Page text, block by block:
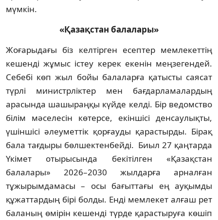
мүмкін.
«Қазақстан балалары»
Жоғарыдағы біз келтірген есептер мем­лекеттің
кешенді жұмыс істеу керек еке­нін меңзегендей.
Себебі көп жыл бойы балаларға қатысты саясат
түрлі министр­ліктер мен бағдарламалардың
арасында шашыраңқы күйде келді. Бір ведомство
білім мәселесін көтерсе, екіншісі денсау­лықты,
үшіншісі әлеуметтік қорғауды қарас­тырды. Бірақ
бала тағдыры бөлшек­тенбейді. Биыл 27 қаңтарда
Үкімет оты­ры­сында бекітілген «Қазақстан
балалары» 2026–2030 жылдарға арналған
тұжырым­дамасы – осы бағыттағы ең ауқымды
құжаттардың бірі болды. Енді мемлекет алғаш рет
баланың өмірін кешенді түрде қарастыруға көшіп